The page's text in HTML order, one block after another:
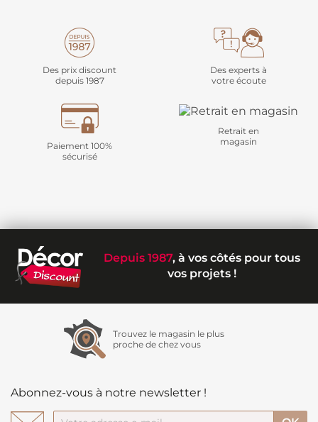
Des prix discount
depuis 1987
Des experts à
votre écoute
Paiement 100%
sécurisé
Retrait en
magasin
Depuis 1987, à vos côtés pour tous
vos projets !
Trouvez le magasin le plus
proche de chez vous
Abonnez-vous à notre newsletter !